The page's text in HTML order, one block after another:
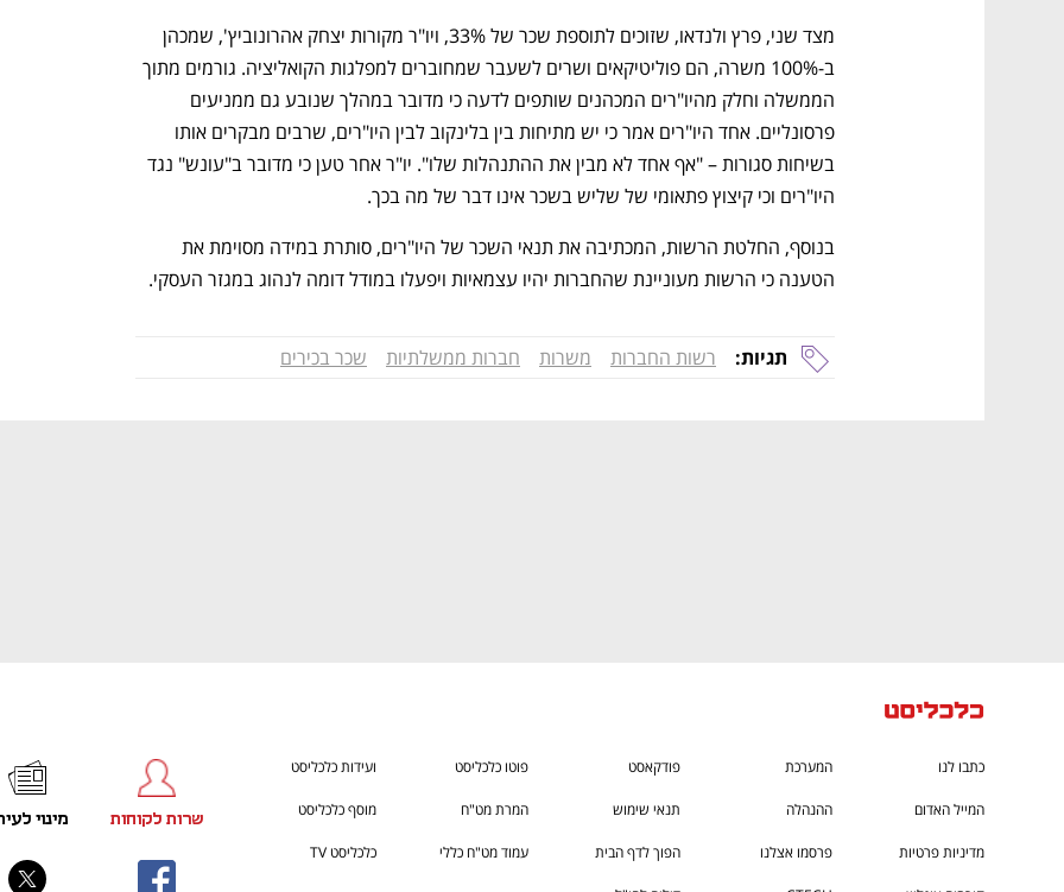
נפתח בכרטיסייה חדשה
ענף במתח גבוה
נפתח בכרטיסייה חדשה נפתח בכרטיסייה חדשה
הבית של ההייטק הישראלי
נפתח בכרטיסייה חדשה
היו"רים וכי קיצוץ פתאומי של שליש בשכר אינו דבר של מה בכך.
הטענה כי הרשות מעוניינת שהחברות יהיו עצמאיות ויפעלו במודל דומה לנהוג במגזר העסקי.
תגיות: רשות החברות משרות חברות ממשלתיות שכר בכירים
כתבו לנו המערכת פודקאסט פוטו כלכליסט ועידות כלכליסט
המייל האדום ההנהלה תנאי שימוש המרת מט"ח מוסף כלכליסט
מדיניות פרטיות פרסמו אצלנו הפוך לדף הבית עמוד מט"ח כללי כלכליסט TV
שרות לקוחות מינוי